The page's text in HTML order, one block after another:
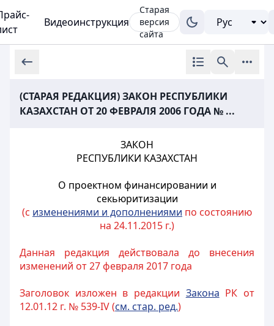
Видеоинструкция
Старая
версия
сайта
(СТАРАЯ РЕДАКЦИЯ) ЗАКОН РЕСПУБЛИКИ
КАЗАХСТАН ОТ 20 ФЕВРАЛЯ 2006 ГОДА № ...
ЗАКОН
РЕСПУБЛИКИ КАЗАХСТАН
О проектном финансировании и
секьюритизации
(с изменениями и дополнениями по состоянию
на 24.11.2015 г.)
Данная редакция действовала до внесения
изменений от 27 февраля 2017 года
Заголовок изложен в редакции Закона РК от
12.01.12 г. № 539-IV (см. стар. ред.)